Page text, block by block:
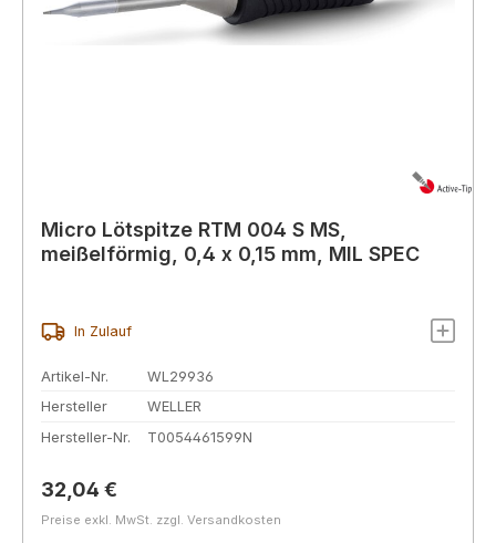
Micro Lötspitze RTM 004 S MS,
meißelförmig, 0,4 x 0,15 mm, MIL SPEC
In Zulauf
Artikel-Nr.
WL29936
Hersteller
WELLER
Hersteller-Nr.
T0054461599N
Regulärer Preis:
32,04 €
Preise exkl. MwSt. zzgl. Versandkosten